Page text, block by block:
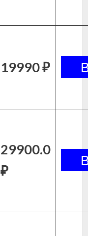
19990 ₽
29900.0
₽